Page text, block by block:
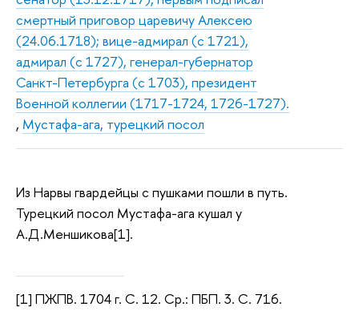
смертный приговор царевичу Алексею
(24.06.1718); вице-адмирал (с 1721),
адмирал (с 1727), генерал-губернатор
Санкт-Петербурга (с 1703), президент
Военной коллегии (1717-1724, 1726-1727).
, Мустафа-ага, турецкий посол
Из Нарвы гвардейцы с пушками пошли в путь.
Турецкий посол Мустафа-ага кушал у
А.Д.Меншикова[1].
[1] ПЖПВ. 1704 г. С. 12. Ср.: ПБП. 3. С. 716.